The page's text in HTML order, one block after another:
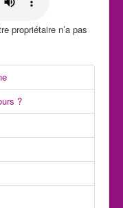
propriétaire n’a pas
?